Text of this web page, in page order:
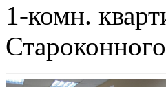
1-комн.